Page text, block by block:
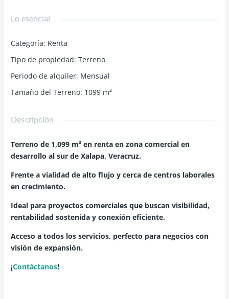
Lo esencial
Categoría: Renta
Tipo de propiedad: Terreno
Periodo de alquiler: Mensual
Tamaño del Terreno: 1099 m²
Descripción
Terreno de 1,099 m² en renta en zona comercial en
desarrollo al sur de Xalapa, Veracruz.
Frente a vialidad de alto flujo y cerca de centros laborales
en crecimiento.
Ideal para proyectos comerciales que buscan visibilidad,
rentabilidad sostenida y conexión eficiente.
Acceso a todos los servicios, perfecto para negocios con
visión de expansión.
¡Contáctanos!